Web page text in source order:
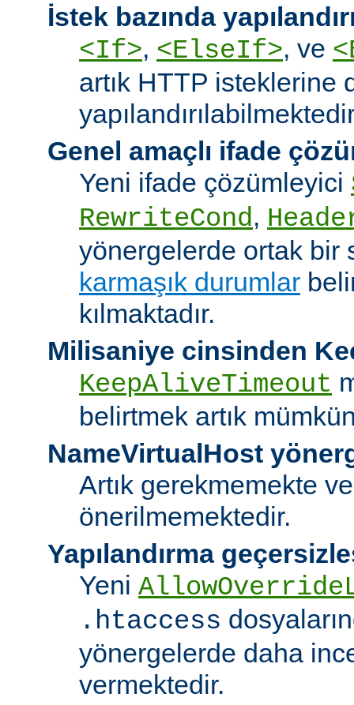
İstek bazında
<If>, <ElseIf>, ve
artık HTTP isteklerine
Genel amaçlı ifade
Yeni ifade çözümleyici
RewriteCond,
yönergelerde ortak bir
karmaşık durumlar
kılmaktadır.
Milisaniye cinsinden
KeepAliveTimeout
belirtmek artık
NameVirtualHost
Artık gerekmemekte ve
önerilmemektedir.
Yapılandırma
Yeni
.htaccess
yönergelerde daha
vermektedir.